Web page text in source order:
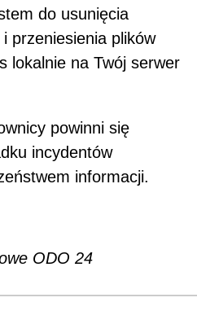
do usunięcia
przeniesienia plików
lokalnie na Twój serwer
powinni się
incydentów
informacji.
ODO 24